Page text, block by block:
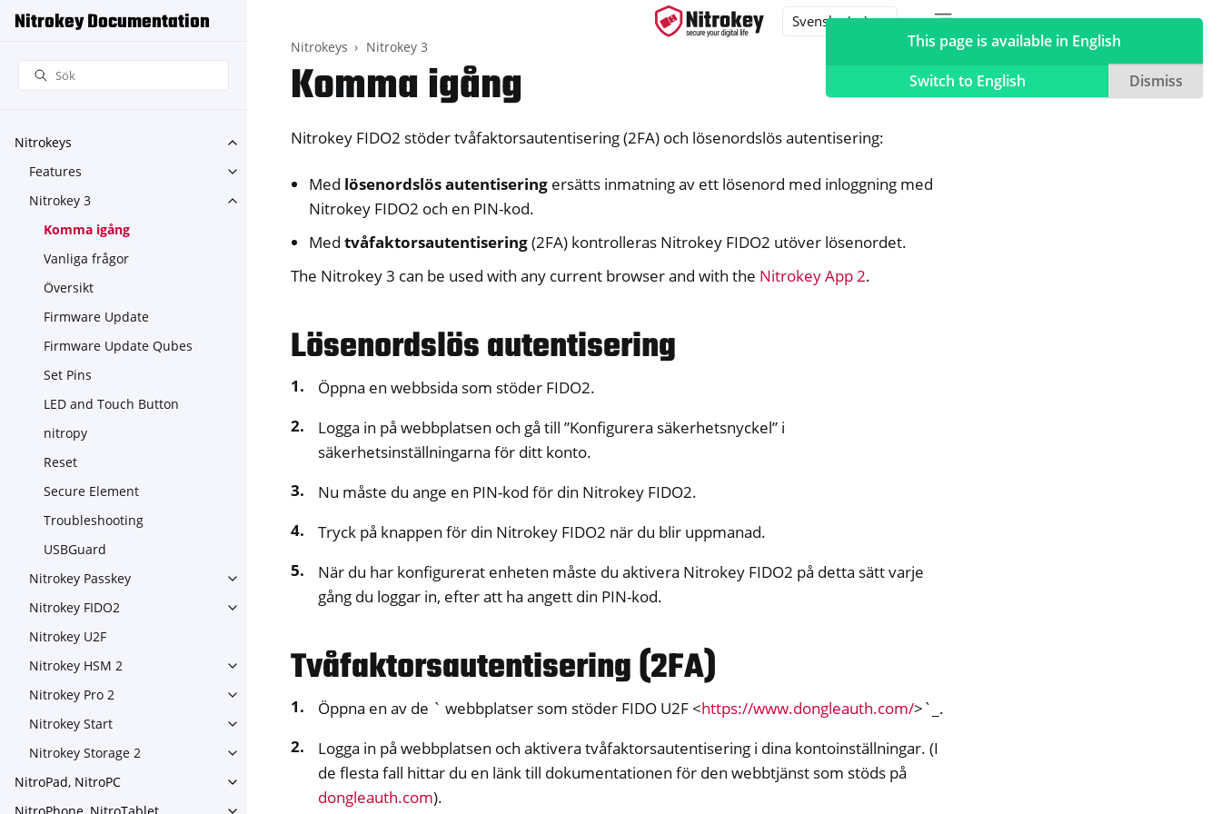
Nitrokey Documentation
Nitrokeys
Toggle navigation of Nitrokeys
Features
Toggle navigation of Features
Nitrokey 3
Toggle navigation of Nitrokey 3
Komma igång
Vanliga frågor
Översikt
Firmware Update
Firmware Update Qubes
Set Pins
LED and Touch Button
nitropy
Reset
Secure Element
Troubleshooting
USBGuard
Nitrokey Passkey
Toggle navigation of Nitrokey Passkey
Nitrokey FIDO2
Toggle navigation of Nitrokey FIDO2
Nitrokey U2F
Nitrokey HSM 2
Toggle navigation of Nitrokey HSM 2
Nitrokey Pro 2
Toggle navigation of Nitrokey Pro 2
Nitrokey Start
Toggle navigation of Nitrokey Start
Nitrokey Storage 2
Toggle navigation of Nitrokey Storage 2
NitroPad, NitroPC
Toggle navigation of NitroPad, NitroPC
Nitrokeys Nitrokey 3
Komma igång
Nitrokey FIDO2 stöder tvåfaktorsautentisering (2FA) och lösenordslös autentisering:
Med lösenordslös autentisering ersätts inmatning av ett lösenord med inloggning med
Nitrokey FIDO2 och en PIN-kod.
Medtvåfaktorsautentisering(2FA) kontrolleras Nitrokey FIDO2 utöver lösenordet.
The Nitrokey 3 can be used with any current browser and with the Nitrokey App 2.
Lösenordslös autentisering
Öppna en webbsida som stöder FIDO2.
Logga in på webbplatsen och gå till ”Konfigurera säkerhetsnyckel” i
säkerhetsinställningarna för ditt konto.
Nu måste du ange en PIN-kod för din Nitrokey FIDO2.
Tryck på knappen för din Nitrokey FIDO2 när du blir uppmanad.
När du har konfigurerat enheten måste du aktivera Nitrokey FIDO2 på detta sätt varje
gång du loggar in, efter att ha angett din PIN-kod.
Tvåfaktorsautentisering (2FA)
Öppna en av de ` webbplatser som stöder FIDO U2F <https://www.dongleauth.com/>`_.
Logga in på webbplatsen och aktivera tvåfaktorsautentisering i dina kontoinställningar. (I
de flesta fall hittar du en länk till dokumentationen för den webbtjänst som stöds på
dongleauth.com).
This page is available in English
Switch to English
Dismiss